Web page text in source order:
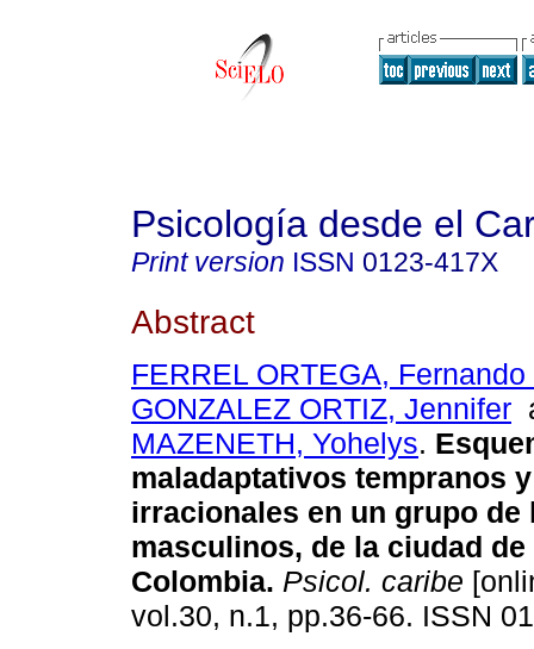
Psicología desde el
Print version ISSN 0123-417X
Abstract
FERREL ORTEGA,
GONZALEZ ORTIZ, Jennifer
MAZENETH, Yohelys.
maladaptativos tempranos
irracionales en un grupo de
masculinos, de la ciudad de
Colombia. Psicol. caribe
vol.30, n.1, pp.36-66. ISSN